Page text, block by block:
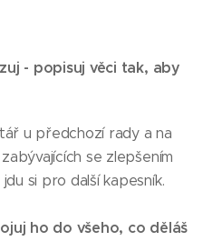
- popisuj věci tak, aby
u předchozí rady a na
se zlepšením
si pro další kapesník.
ho do všeho, co děláš